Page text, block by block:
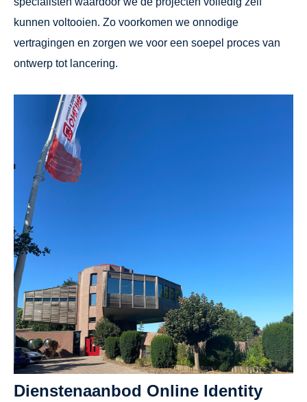
kunnen voltooien. Zo voorkomen we onnodige
vertragingen en zorgen we voor een soepel proces van
ontwerp tot lancering.
Dienstenaanbod Online Identity